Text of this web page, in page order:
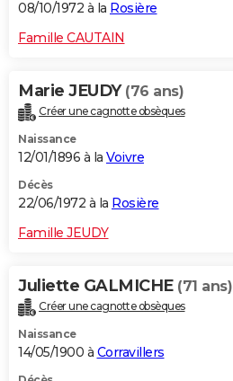
08/10/1972 à la Rosière
Famille CAUTAIN
Marie JEUDY (76 ans)
Créer une cagnotte obsèques
Naissance
12/01/1896 à la Voivre
Décès
22/06/1972 à la Rosière
Famille JEUDY
Juliette GALMICHE (71 ans)
Créer une cagnotte obsèques
Naissance
14/05/1900 à Corravillers